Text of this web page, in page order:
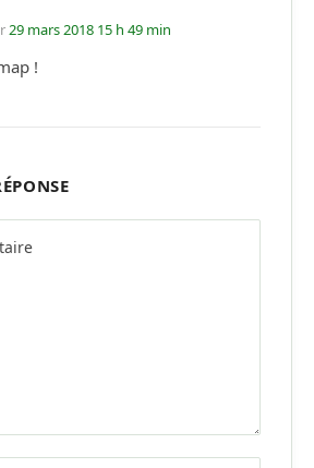
29 mars 2018 15 h 49 min
!